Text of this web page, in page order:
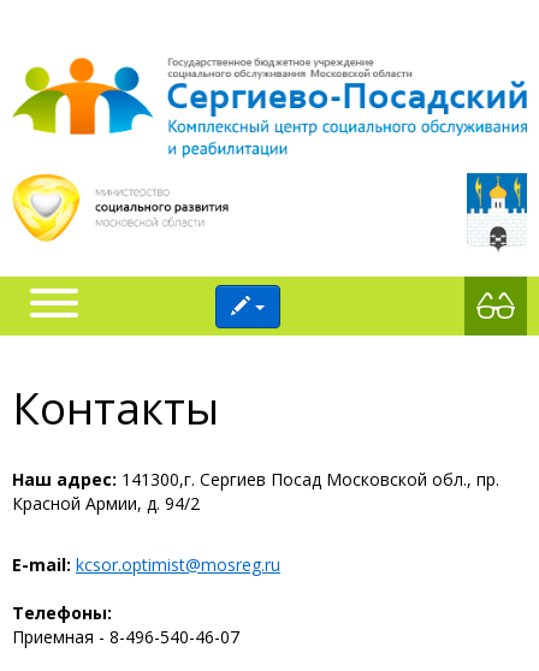
Контакты
Наш адрес: 141300,г. Сергиев Посад Московской обл., пр.
Красной Армии, д. 94/2
E-mail: kcsor.optimist@mosreg.ru
Телефоны:
Приемная - 8-496-540-46-07